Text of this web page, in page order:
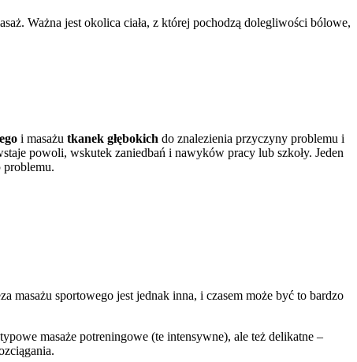
Ważna jest okolica ciała, z której pochodzą dolegliwości bólowe,
i masażu tkanek głębokich do znalezienia przyczyny problemu i
powoli, wskutek zaniedbań i nawyków pracy lub szkoły. Jeden
problemu.
masażu sportowego jest jednak inna, i czasem może być to bardzo
masaże potreningowe (te intensywne), ale też delikatne –